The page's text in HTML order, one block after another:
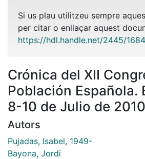
Si us plau utilitzeu sempre
per citar o enllaçar aquest
https://hdl.handle.net/2445/
Crónica del XII
Población Española.
8-10 de Julio de 2010
Autors
Pujadas, Isabel, 1949-
Bayona, Jordi